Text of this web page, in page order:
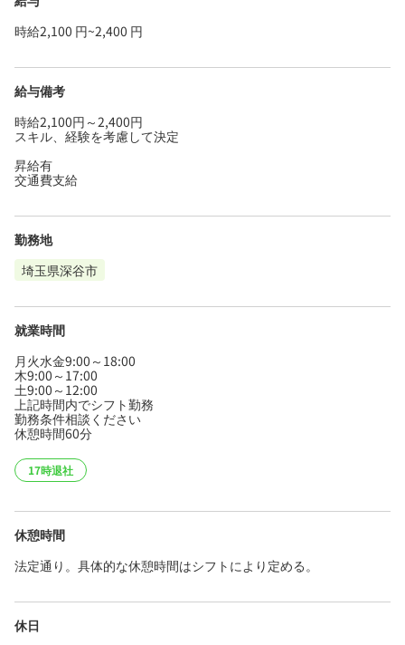
時給2,100 円~2,400 円
給与備考
時給2,100円～2,400円
スキル、経験を考慮して決定
昇給有
交通費支給
勤務地
埼玉県深谷市
就業時間
月火水金9:00～18:00
木9:00～17:00
土9:00～12:00
上記時間内でシフト勤務
勤務条件相談ください
休憩時間60分
17時退社
休憩時間
法定通り。具体的な休憩時間はシフトにより定める。
休日